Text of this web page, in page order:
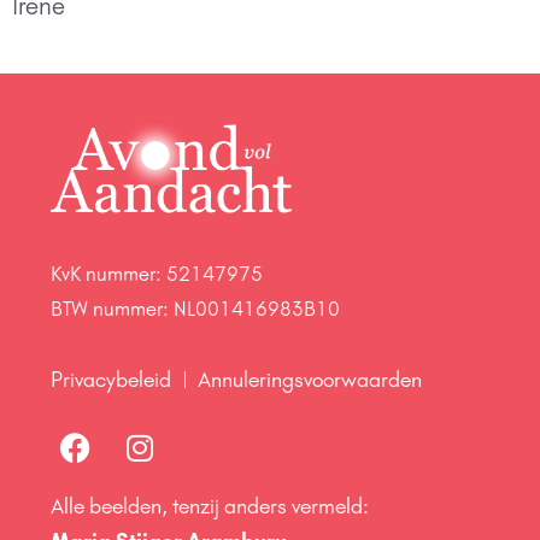
KvK nummer: 52147975
BTW nummer: NL001416983B10
Privacybeleid Annuleringsvoorwaarden
Alle beelden, tenzij anders vermeld: